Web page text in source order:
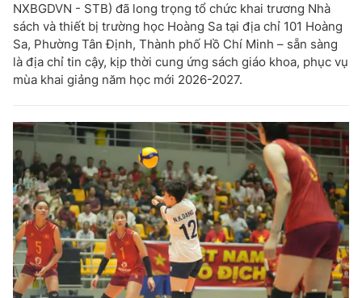
NXBGDVN - STB) đã long trọng tổ chức khai trương Nhà
sách và thiết bị trường học Hoàng Sa tại địa chỉ 101 Hoàng
Sa, Phường Tân Định, Thành phố Hồ Chí Minh – sẵn sàng
là địa chỉ tin cậy, kịp thời cung ứng sách giáo khoa, phục vụ
mùa khai giảng năm học mới 2026-2027.